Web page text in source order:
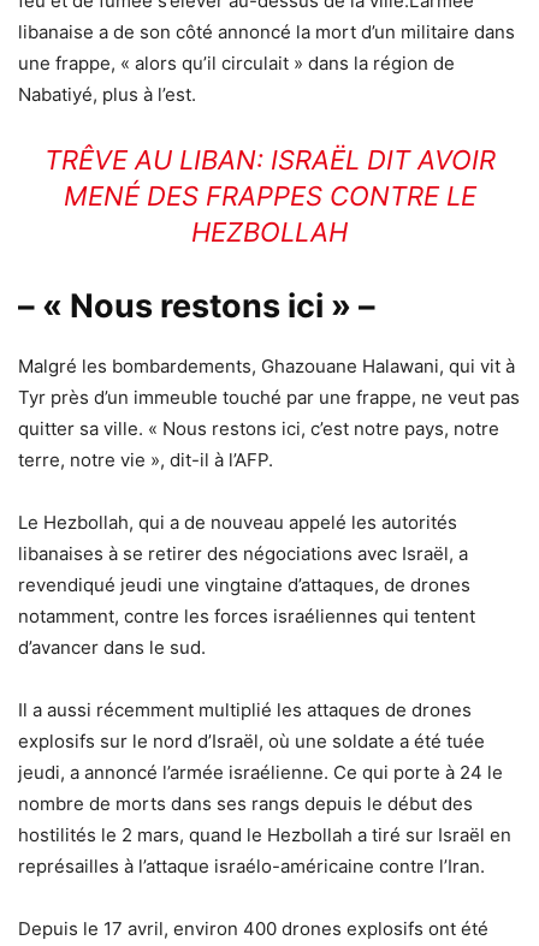
libanaise a de son côté annoncé la mort d’un militaire dans
une frappe, « alors qu’il circulait » dans la région de
Nabatiyé, plus à l’est.
TRÊVE AU LIBAN: ISRAËL DIT AVOIR
MENÉ DES FRAPPES CONTRE LE
HEZBOLLAH
– « Nous restons ici » –
Malgré les bombardements, Ghazouane Halawani, qui vit à
Tyr près d’un immeuble touché par une frappe, ne veut pas
quitter sa ville. « Nous restons ici, c’est notre pays, notre
terre, notre vie », dit-il à l’AFP.
Le Hezbollah, qui a de nouveau appelé les autorités
libanaises à se retirer des négociations avec Israël, a
revendiqué jeudi une vingtaine d’attaques, de drones
notamment, contre les forces israéliennes qui tentent
d’avancer dans le sud.
Il a aussi récemment multiplié les attaques de drones
explosifs sur le nord d’Israël, où une soldate a été tuée
jeudi, a annoncé l’armée israélienne. Ce qui porte à 24 le
nombre de morts dans ses rangs depuis le début des
hostilités le 2 mars, quand le Hezbollah a tiré sur Israël en
représailles à l’attaque israélo-américaine contre l’Iran.
Depuis le 17 avril, environ 400 drones explosifs ont été